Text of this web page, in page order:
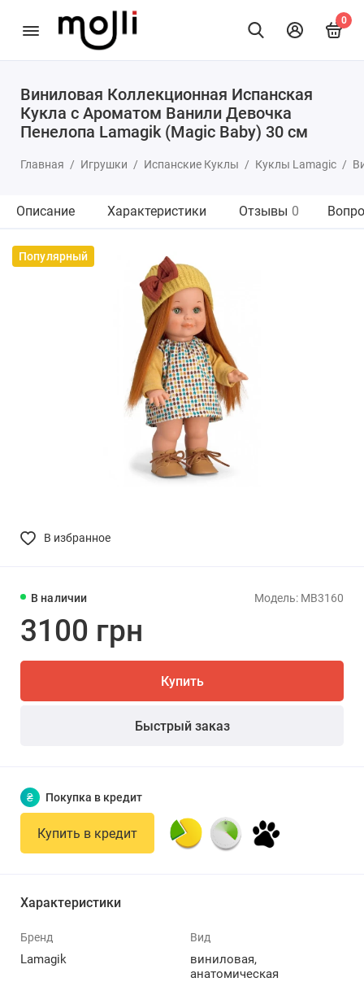
0
Виниловая Коллекционная Испанская
Кукла с Ароматом Ванили Девочка
Пенелопа Lamagik (Magic Baby) 30 см
Главная Игрушки Испанские Куклы Куклы Lamagic
Описание Характеристики Отзывы 0
Популярный
В избранное
В наличии Модель: MB3160
3100 грн
Купить
Быстрый заказ
₴ Покупка в кредит
Купить в кредит
Характеристики
Бренд
Lamagik
Вид
виниловая,
анатомическая